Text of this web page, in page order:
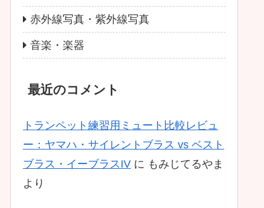
赤外線写真・紫外線写真
音楽・楽器
最近のコメント
トランペット練習用ミュート比較レビュ
ー：ヤマハ・サイレントブラス vs ベスト
ブラス・イーブラスIV に もみじてるやま
より